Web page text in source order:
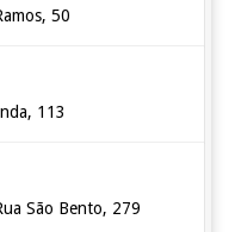
50
113
São Bento, 279